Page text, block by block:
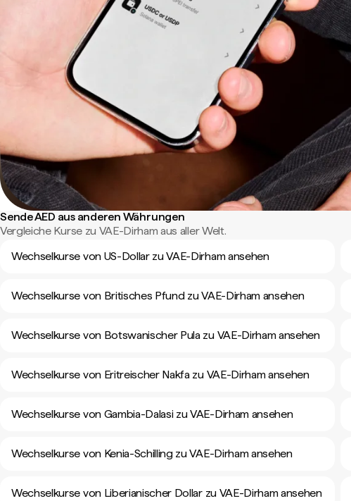
Sende AED aus anderen Währungen
Vergleiche Kurse zu VAE-Dirham aus aller Welt.
Wechselkurse von US-Dollar zu VAE-Dirham ansehen
Wechselkurse von Britisches Pfund zu VAE-Dirham ansehen
Wechselkurse von Botswanischer Pula zu VAE-Dirham ansehen
Wechselkurse von Eritreischer Nakfa zu VAE-Dirham ansehen
Wechselkurse von Gambia-Dalasi zu VAE-Dirham ansehen
Wechselkurse von Kenia-Schilling zu VAE-Dirham ansehen
Wechselkurse von Liberianischer Dollar zu VAE-Dirham ansehen